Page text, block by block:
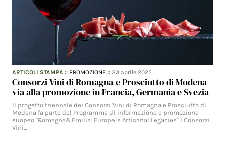
ARTICOLI STAMPA :: PROMOZIONE ::23 aprile 2025
Consorzi Vini di Romagna e Prosciutto di Modena
via alla promozione in Francia, Germania e Svezia
Il progetto triennale dei Consorzi Vini di Romagna e Prosciutto di
Modena fa parte del Programma di informazione e promozione
euopeo "Romagna&Emilia: Europe`s Artisanal Legacies" I Consorzi
Vini…